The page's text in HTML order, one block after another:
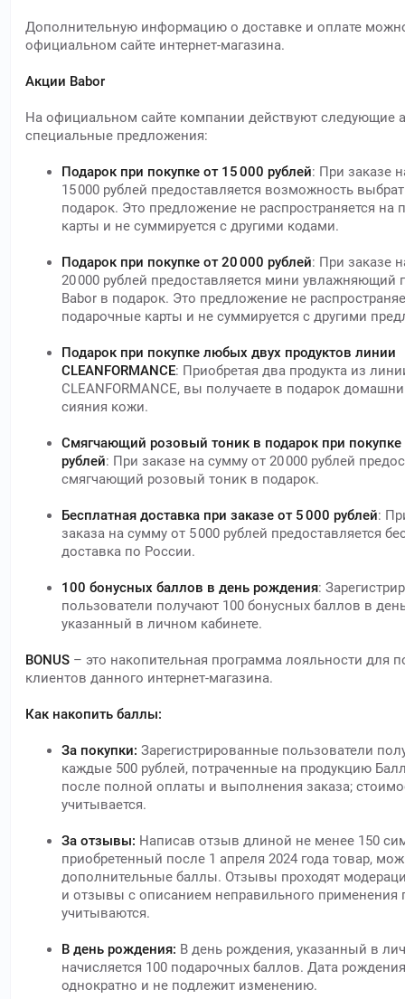
Дополнительную информацию о доставке и оплате
официальном сайте интернет-магазина.
Акции Babor
На официальном сайте компании действуют следующие
специальные предложения:
Подарок при покупке от 15 000 рублей: При заказе
15 000 рублей предоставляется возможность
подарок. Это предложение не распространяется на
карты и не суммируется с другими кодами.
Подарок при покупке от 20 000 рублей: При заказе
20 000 рублей предоставляется мини увлажняющий
Babor в подарок. Это предложение не
подарочные карты и не суммируется с другими
Подарок при покупке любых двух продуктов линии
CLEANFORMANCE: Приобретая два продукта из
CLEANFORMANCE, вы получаете в подарок
сияния кожи.
Смягчающий розовый тоник в подарок при покупке
рублей: При заказе на сумму от 20 000 рублей
смягчающий розовый тоник в подарок.
Бесплатная доставка при заказе от 5 000 рублей:
заказа на сумму от 5 000 рублей предоставляется
доставка по России.
100 бонусных баллов в день рождения:
пользователи получают 100 бонусных баллов в
указанный в личном кабинете.
BONUS – это накопительная программа лояльности для
клиентов данного интернет-магазина.
Как накопить баллы:
За покупки: Зарегистрированные пользователи
каждые 500 рублей, потраченные на продукцию
после полной оплаты и выполнения заказа;
учитывается.
За отзывы: Написав отзыв длиной не менее 150
приобретенный после 1 апреля 2024 года товар,
дополнительные баллы. Отзывы проходят
и отзывы с описанием неправильного применения
учитываются.
В день рождения: В день рождения, указанный в
начисляется 100 подарочных баллов. Дата
однократно и не подлежит изменению.